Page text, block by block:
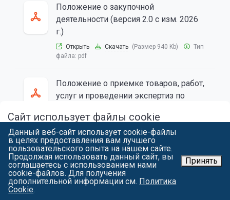
Положение о закупочной
деятельности (версия 2.0 с изм. 2026
г.)
Открыть Скачать (Размер 940 Kb)
Тип
файла: pdf
Положение о приемке товаров, работ,
услуг и проведении экспертиз по
товаров, выполнения работ, оказания
услуг
Открыть Скачать (Размер 924 Kb)
файла:pdf
Положение о Единой комиссии по
Сайт использует файлы cookie
Продолжая работу с spbgau.ru, вы подтверждаете использование
сайтом cookie вашего браузера с целью улучшить предложения и
сервис на основе ваших предпочтений и интересов. Вы можете
ознакомитьсяс условиями и принципами их обработки. Вы можете
запретить сохранение cookie в настройках своего браузера.
Я СОГЛАСЕН
Данный веб-сайт использует cookie-файлы
в целях предоставления вам лучшего
пользовательского опыта на нашем сайте.
Продолжая использовать данный сайт, вы
соглашаетесь с использованием нами
cookie-файлов. Для получения
дополнительной информации см. Политика
Cookie.
Принять